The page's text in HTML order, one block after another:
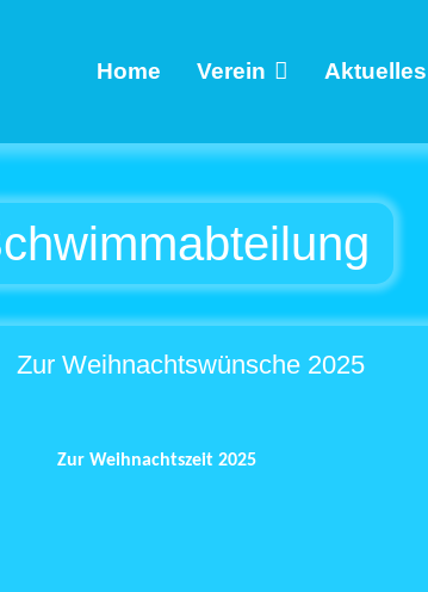
Home Verein Aktuelles
Zur Weihnachtswünsche 2025
Zur Weihnachtszeit 2025